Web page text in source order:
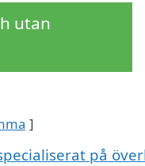
utan
på